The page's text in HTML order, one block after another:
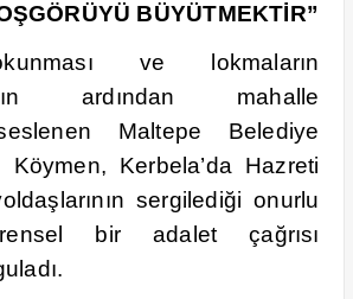
BÜYÜTMEKTİR”
ve lokmaların
ardından mahalle
Maltepe Belediye
Köymen, Kerbela’da Hazreti
sergilediği onurlu
bir adalet çağrısı